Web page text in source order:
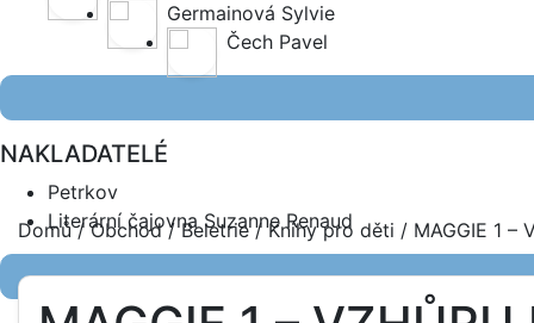
Germainová Sylvie
Čech Pavel
NAKLADATELÉ
Petrkov
Literární čajovna Suzanne Renaud
Domů/Obchod/Beletrie/Knihy pro děti / MAGGIE 1 –